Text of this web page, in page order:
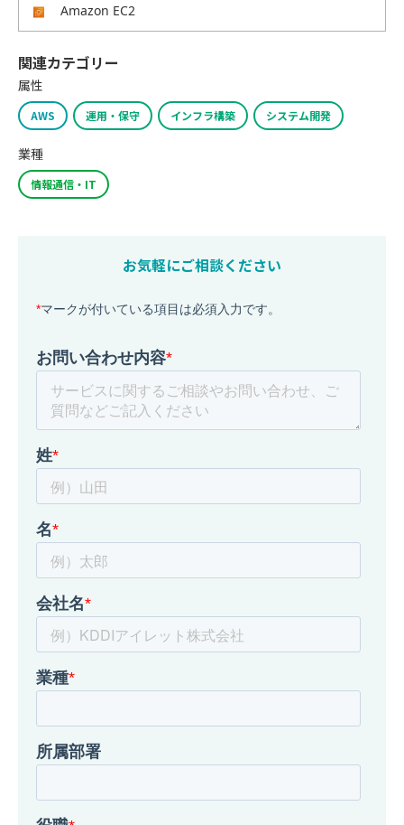
Amazon EC2
関連カテゴリー
属性
AWS 運用・保守 インフラ構築 システム開発
業種
情報通信・IT
お気軽にご相談ください